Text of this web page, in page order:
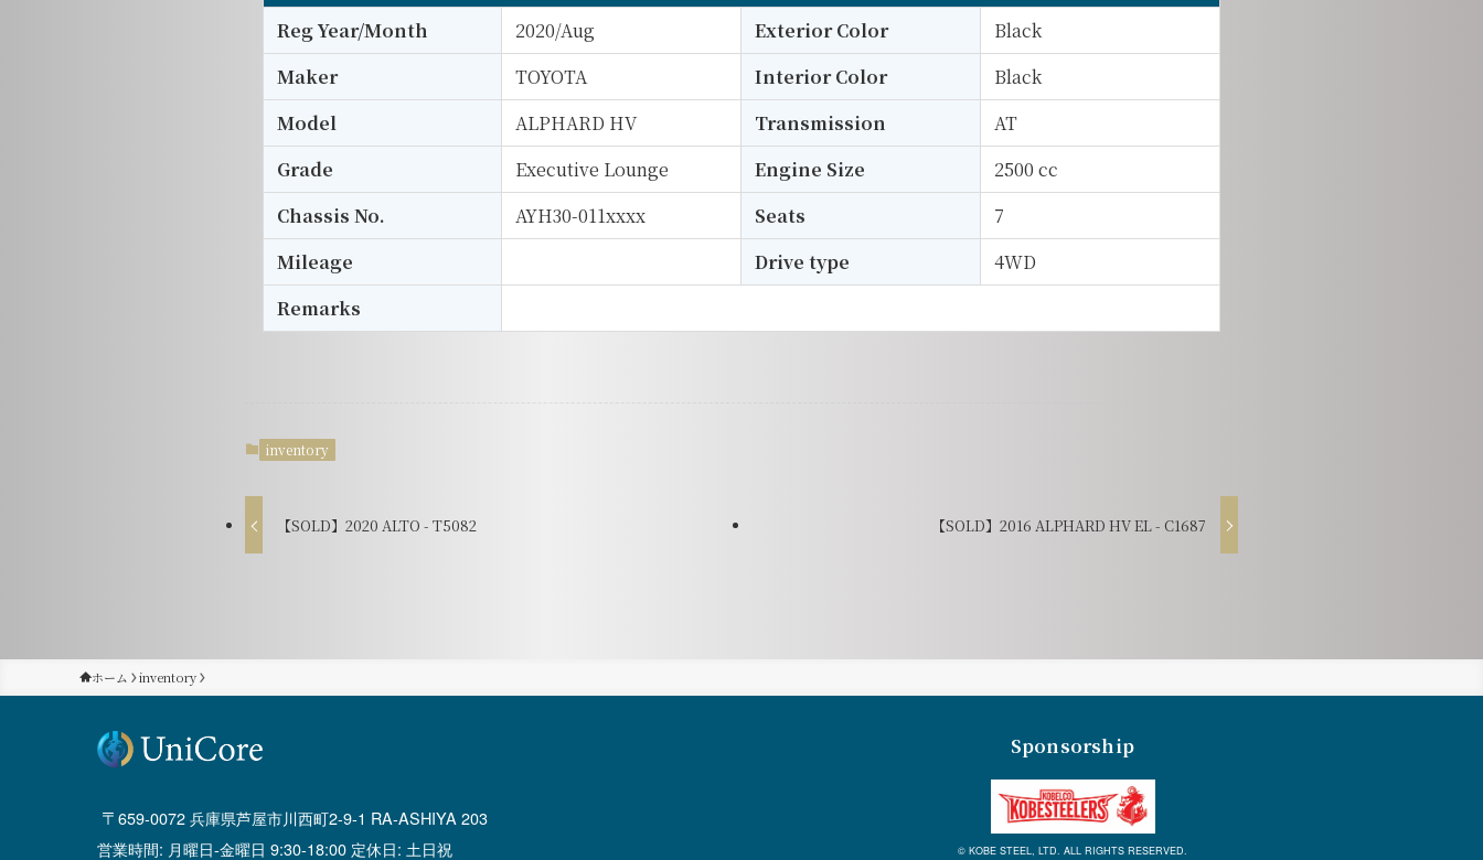
Reg Year/Month
2020/Aug Exterior Color
Black
Maker
TOYOTA Interior Color
Black
Model
ALPHARD HV Transmission
AT
Grade
Executive Lounge Engine Size
2500 cc
Chassis No.
AYH30-011xxxx Seats
7
Mileage
Drive type
4WD
Remarks
inventory
【SOLD】2020 ALTO - T5082 【SOLD】2016 ALPHARD HV EL - C1687
ホーム inventory
659-0072 兵庫県芦屋市川西町2-9-1 RA-ASHIYA 203
営業時間: 月曜日-金曜日 9:30-18:00 定休日: 土日祝
Sponsorship
© KOBE STEEL, LTD. ALL RIGHTS RESERVED.